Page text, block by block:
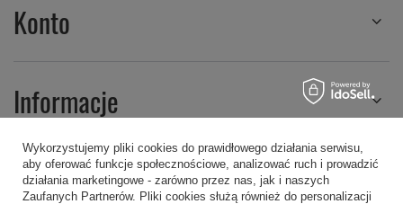
Konto
Informacje
Regulaminy
Wykorzystujemy pliki cookies do prawidłowego działania serwisu,
aby oferować funkcje społecznościowe, analizować ruch i prowadzić
działania marketingowe - zarówno przez nas, jak i naszych
Zaufanych Partnerów. Pliki cookies służą również do personalizacji